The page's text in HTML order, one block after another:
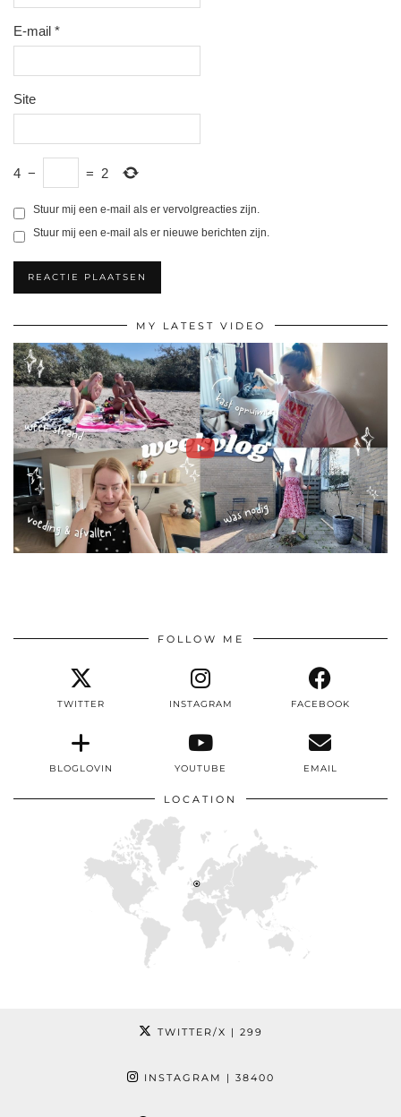
E-mail *
Site
4 − = 2
Stuur mij een e-mail als er vervolgreacties zijn.
Stuur mij een e-mail als er nieuwe berichten zijn.
MY LATEST VIDEO
FOLLOW ME
TWITTER INSTAGRAM FACEBOOK
BLOGLOVIN YOUTUBE EMAIL
LOCATION
TWITTER/X | 299
INSTAGRAM | 38400